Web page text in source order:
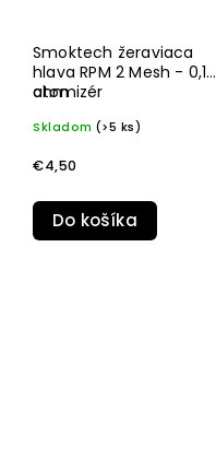
Smoktech žeraviaca
hlava RPM 2 Mesh - 0,16
ohm
atomizér
Skladom (>5 ks)
€4,50
Do košíka